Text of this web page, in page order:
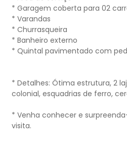
* Garagem coberta para 02
* Varandas
* Churrasqueira
* Banheiro externo
* Quintal pavimentado com
* Detalhes: Ótima estrutura, 2
colonial, esquadrias de ferro,
* Venha conhecer e
visita.